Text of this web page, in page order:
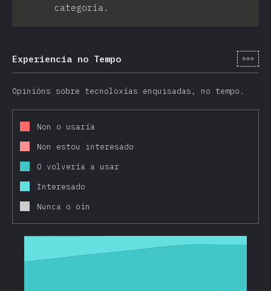
categoría.
Experiencia no Tempo [gl-
Opinións sobre tecnoloxías enquisadas, no tempo.
Non o usaría
Non estou interesado
O volvería a usar
Interesado
Nunca o oín
2016 2017 2018 2019 2020